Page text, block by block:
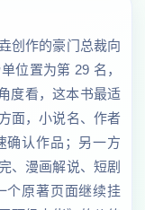
创作的豪门总裁向
位置为第 29 名，
度看，这本书最适
面，小说名、作者
确认作品；另一方
、漫画解说、短剧
个原著页面继续挂